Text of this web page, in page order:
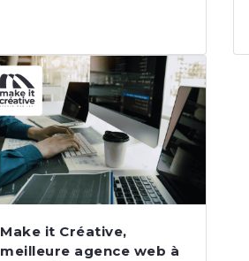
Make it Créative,
meilleure agence web à